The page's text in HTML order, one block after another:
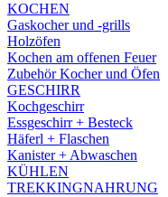
KOCHEN
Gaskocher und -grills
Holzöfen
Kochen am offenen Feuer
Zubehör Kocher und Öfen
GESCHIRR
Kochgeschirr
Essgeschirr + Besteck
Häferl + Flaschen
Kanister + Abwaschen
KÜHLEN
TREKKINGNAHRUNG